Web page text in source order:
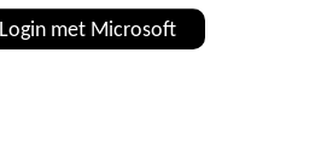
Login met Microsoft